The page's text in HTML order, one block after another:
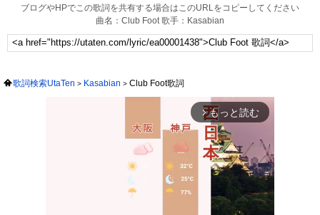
ブログやHPでこの歌詞を共有する場合はこのURLをコピーしてください
曲名：Club Foot 歌手：Kasabian
歌詞検索UtaTen Kasabian Club Foot歌詞
arrow_forward_ios もっと読む